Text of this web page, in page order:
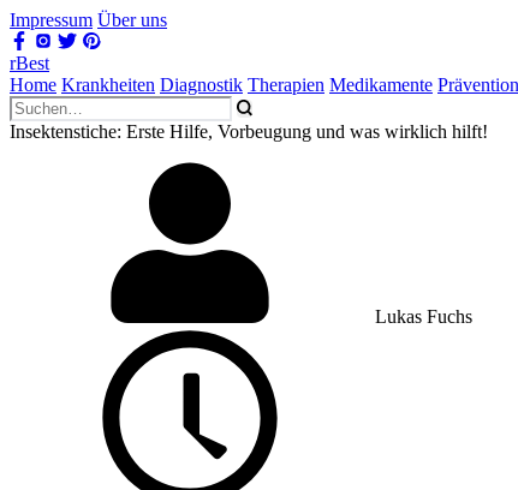
Impressum Über uns
rBest
Home Krankheiten Diagnostik Therapien Medikamente Prävention
Insektenstiche: Erste Hilfe, Vorbeugung und was wirklich hilft!
Lukas Fuchs